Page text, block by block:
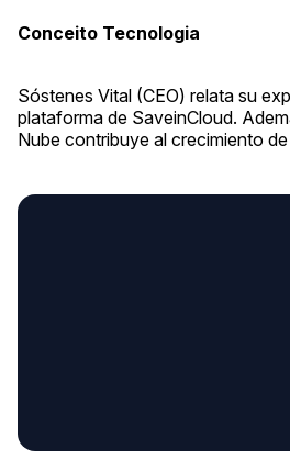
Conceito Tecnologia
Sóstenes Vital (CEO) relata su
plataforma de SaveinCloud.
Nube contribuye al crecimiento